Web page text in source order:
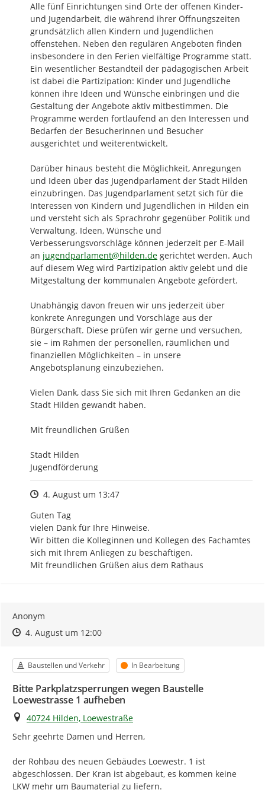
Alle fünf Einrichtungen sind Orte der offenen Kinder-
und Jugendarbeit, die während ihrer Öffnungszeiten
grundsätzlich allen Kindern und Jugendlichen
offenstehen. Neben den regulären Angeboten finden
insbesondere in den Ferien vielfältige Programme statt.
Ein wesentlicher Bestandteil der pädagogischen Arbeit
ist dabei die Partizipation: Kinder und Jugendliche
können ihre Ideen und Wünsche einbringen und die
Gestaltung der Angebote aktiv mitbestimmen. Die
Programme werden fortlaufend an den Interessen und
Bedarfen der Besucherinnen und Besucher
ausgerichtet und weiterentwickelt.
Darüber hinaus besteht die Möglichkeit, Anregungen
und Ideen über das Jugendparlament der Stadt Hilden
einzubringen. Das Jugendparlament setzt sich für die
Interessen von Kindern und Jugendlichen in Hilden ein
und versteht sich als Sprachrohr gegenüber Politik und
Verwaltung. Ideen, Wünsche und
Verbesserungsvorschläge können jederzeit per E-Mail
an jugendparlament@hilden.de gerichtet werden. Auch
auf diesem Weg wird Partizipation aktiv gelebt und die
Mitgestaltung der kommunalen Angebote gefördert.
Unabhängig davon freuen wir uns jederzeit über
konkrete Anregungen und Vorschläge aus der
Bürgerschaft. Diese prüfen wir gerne und versuchen,
sie – im Rahmen der personellen, räumlichen und
finanziellen Möglichkeiten – in unsere
Angebotsplanung einzubeziehen.
Vielen Dank, dass Sie sich mit Ihren Gedanken an die
Stadt Hilden gewandt haben.
Mit freundlichen Grüßen
Stadt Hilden
Jugendförderung
Zeitpunkt des Erstellens
4. August um 13:47
Guten Tag
vielen Dank für Ihre Hinweise.
Wir bitten die Kolleginnen und Kollegen des Fachamtes
sich mit Ihrem Anliegen zu beschäftigen.
Mit freundlichen Grüßen aius dem Rathaus
Anonym
Zeitpunkt des Erstellens
Zeitpunkt des Erstellens
4. August um 12:00Zur Äußerung
Kategorie
Baustellen und Verkehr Status
In Bearbeitung
Bitte Parkplatzsperrungen wegen Baustelle
Loewestrasse 1 aufheben
Ort
40724 Hilden, Loewestraße
Sehr geehrte Damen und Herren,
der Rohbau des neuen Gebäudes Loewestr. 1 ist
abgeschlossen. Der Kran ist abgebaut, es kommen keine
LKW mehr um Baumaterial zu liefern.